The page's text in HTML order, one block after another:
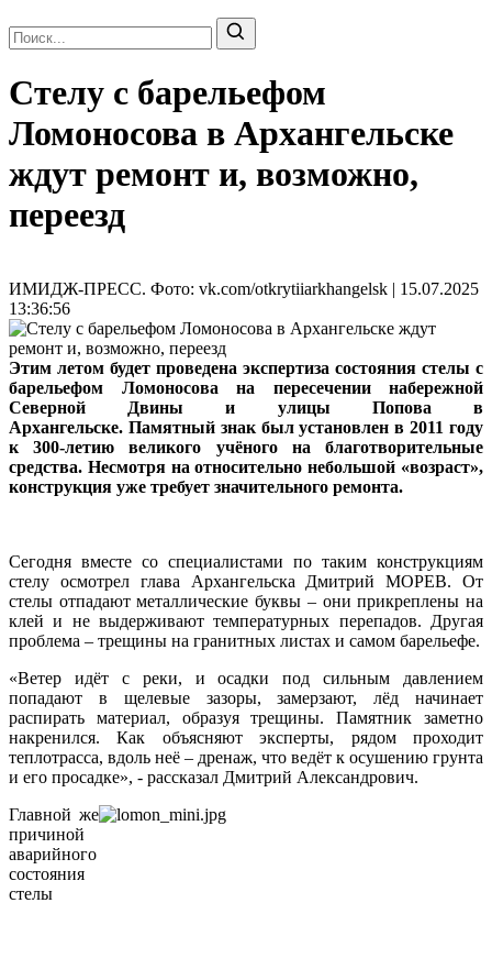
Стелу с барельефом
Ломоносова в Архангельске
ждут ремонт и, возможно,
переезд
ИМИДЖ-ПРЕСС. Фото: vk.com/otkrytiiarkhangelsk | 15.07.2025
13:36:56
Этим летом будет проведена экспертиза состояния стелы с
барельефом Ломоносова на пересечении набережной
Северной Двины и улицы Попова в
Архангельске. Памятный знак был установлен в 2011 году
к 300-летию великого учёного на благотворительные
средства. Несмотря на относительно небольшой «возраст»,
конструкция уже требует значительного ремонта.
Сегодня вместе со специалистами по таким конструкциям
стелу осмотрел глава Архангельска Дмитрий МОРЕВ.
От
стелы отпадают металлические буквы – они прикреплены на
клей и не выдерживают температурных перепадов. Другая
проблема – трещины на гранитных листах и самом барельефе.
«Ветер идёт с реки, и осадки под сильным давлением
попадают в щелевые зазоры, замерзают, лёд начинает
распирать материал, образуя трещины. Памятник заметно
накренился. Как объясняют эксперты, рядом проходит
теплотрасса, вдоль неё – дренаж, что ведёт к осушению грунта
и его просадке», - рассказал Дмитрий Александрович.
Главной же
причиной
аварийного
состояния
стелы